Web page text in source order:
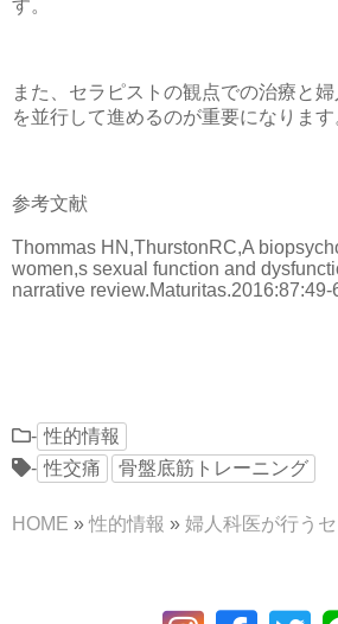
す。
また、セラピストの観点での治療と
を並行して進めるのが重要になります
参考文献
Thommas HN,ThurstonRC,A
women,s sexual function and
narrative review.Maturitas.2016:87:49-
- 性的情報
- 性交痛 骨盤底筋トレーニング
HOME » 性的情報 » 婦人科医が行う